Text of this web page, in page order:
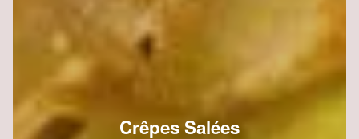
Crêpes Salées